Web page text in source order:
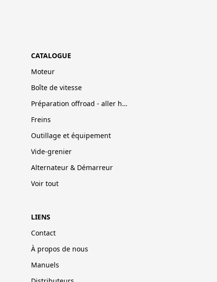
CATALOGUE
Moteur
Boîte de vitesse
Préparation offroad - aller hors-pistes
Freins
Outillage et équipement
Vide-grenier
Alternateur & Démarreur
Voir tout
LIENS
Contact
À propos de nous
Manuels